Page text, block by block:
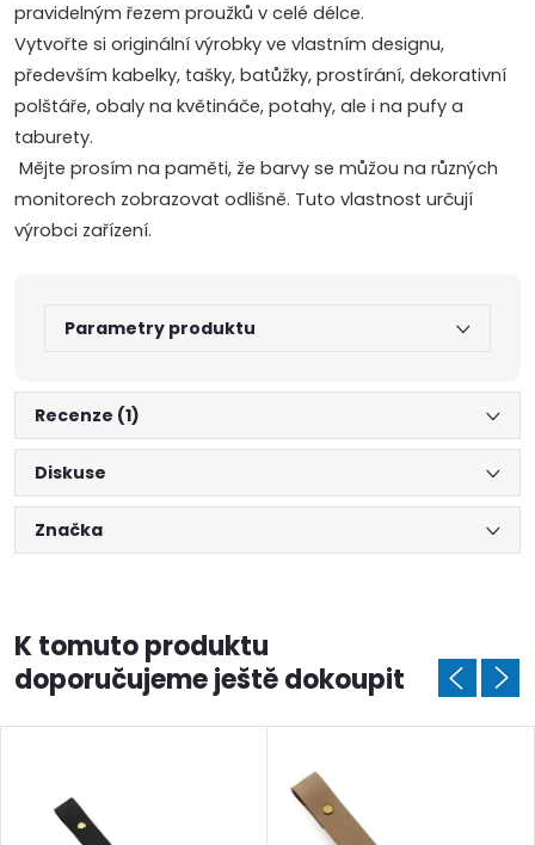
pravidelným řezem proužků v celé délce.
Vytvořte si originální výrobky ve vlastním designu,
především kabelky, tašky, batůžky, prostírání, dekorativní
polštáře, obaly na květináče, potahy, ale i na pufy a
taburety.
Mějte prosím na paměti, že barvy se můžou na různých
monitorech zobrazovat odlišně. Tuto vlastnost určují
výrobci zařízení.
Parametry produktu
Recenze (1)
Diskuse
Značka
K tomuto produktu
doporučujeme ještě dokoupit